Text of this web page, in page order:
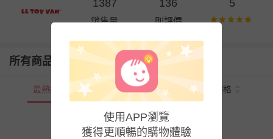
1387
銷售量
136
則評價
5
所有商品
最熱銷 新上市 價格
使用APP瀏覽
獲得更順暢的購物體驗